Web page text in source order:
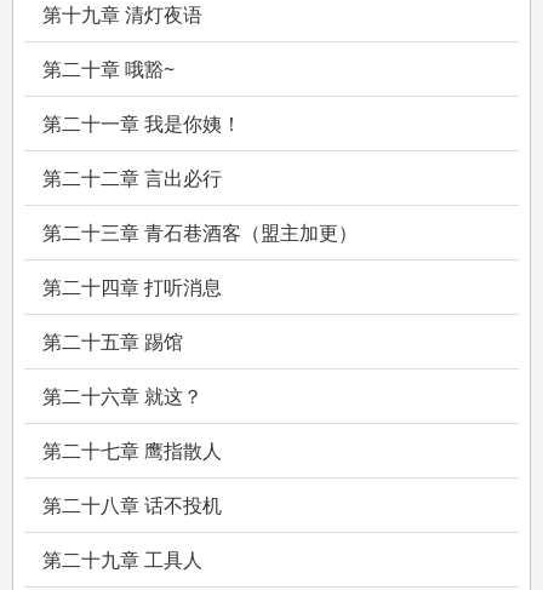
第十九章 清灯夜语
第二十章 哦豁~
第二十一章 我是你姨！
第二十二章 言出必行
第二十三章 青石巷酒客（盟主加更）
第二十四章 打听消息
第二十五章 踢馆
第二十六章 就这？
第二十七章 鹰指散人
第二十八章 话不投机
第二十九章 工具人